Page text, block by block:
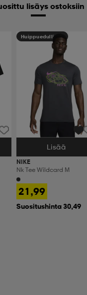
lisäys ostoksiin
Huippuedullinen
Valitse Koko
Lisää
NIKE
Nk Tee Wildcard M
21,99
Suositushinta 30,49